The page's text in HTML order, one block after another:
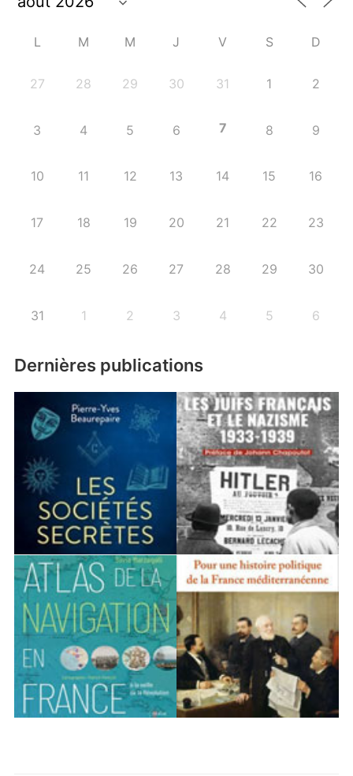
L M M J V S D
27 28 29 30 31 1 2
3 4 5 6 7 8 9
10 11 12 13 14 15 16
17 18 19 20 21 22 23
24 25 26 27 28 29 30
31 1 2 3 4 5 6
Dernières publications